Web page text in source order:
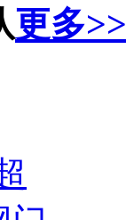
更多>>